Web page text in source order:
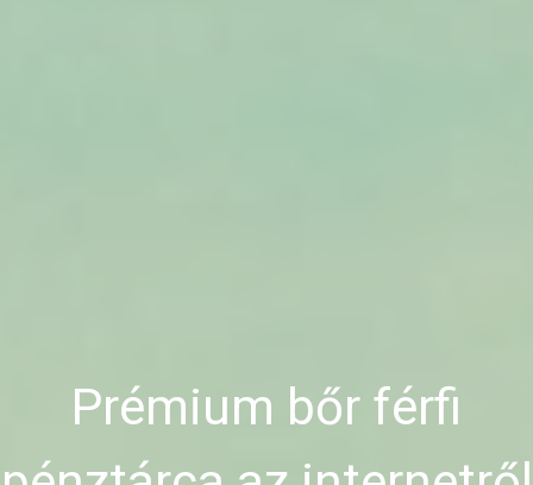
Prémium bőr férfi